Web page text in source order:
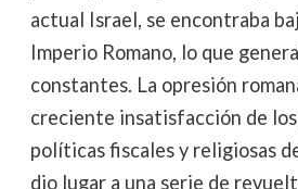
actual Israel, se encontraba
Imperio Romano, lo que
constantes. La opresión
creciente insatisfacción de
políticas fiscales y religiosas
dio lugar a una serie de